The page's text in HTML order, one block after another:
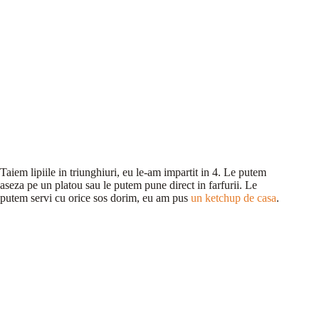
Taiem lipiile in triunghiuri, eu le-am impartit in 4. Le putem
aseza pe un platou sau le putem pune direct in farfurii. Le
putem servi cu orice sos dorim, eu am pus un ketchup de casa.